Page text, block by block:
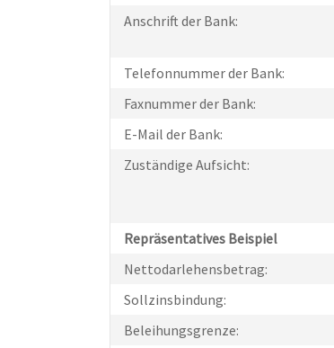
Anschrift der Bank:
Telefonnummer der Bank:
Faxnummer der Bank:
E-Mail der Bank:
Zuständige Aufsicht:
Repräsentatives Beispiel
Nettodarlehensbetrag:
Sollzinsbindung:
Beleihungsgrenze: